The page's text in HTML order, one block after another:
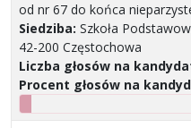
od nr 67 do końca
Siedziba: Szkoła
42-200 Częstochowa
Liczba głosów na
Procent głosów na